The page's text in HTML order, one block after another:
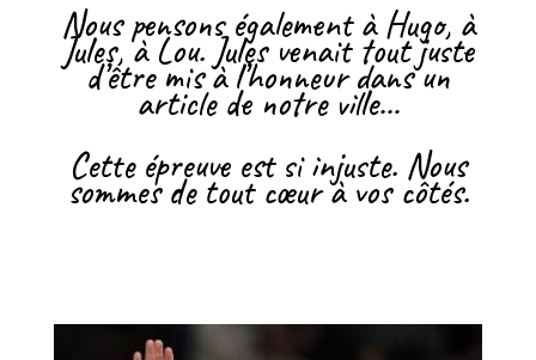
Nous pensons également à Hugo, à
Jules, à Lou. Jules venait tout juste
d’être mis à l’honneur dans un
article de notre ville…
Cette épreuve est si injuste. Nous
sommes de tout cœur à vos côtés.